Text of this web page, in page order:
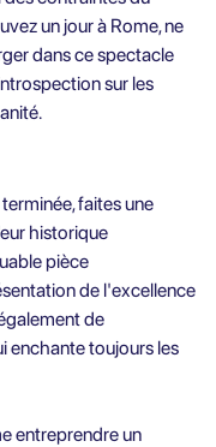
un jour à Rome, ne
dans ce spectacle
sur les
faites une
historique
pièce
de l'excellence
de
enchante toujours les
entreprendre un